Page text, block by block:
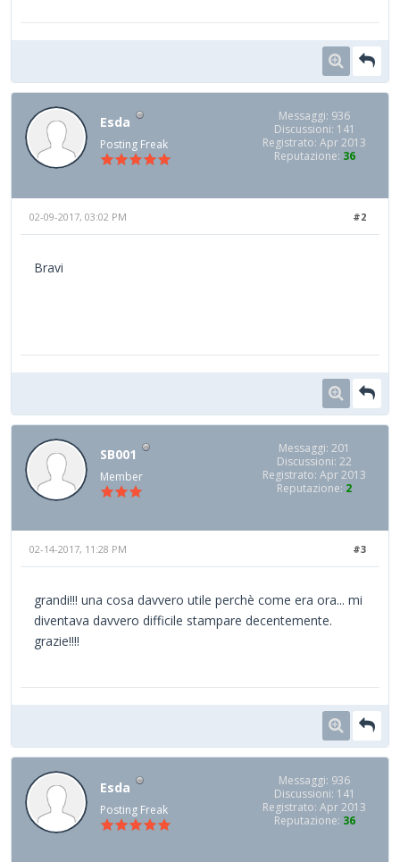
Esda
Posting Freak
Messaggi: 936
Discussioni: 141
Registrato: Apr 2013
Reputazione: 36
#2
02-09-2017, 03:02 PM
Bravi
SB001
Member
Messaggi: 201
Discussioni: 22
Registrato: Apr 2013
Reputazione: 2
#3
02-14-2017, 11:28 PM
grandi!!! una cosa davvero utile perchè come era ora... mi
diventava davvero difficile stampare decentemente.
grazie!!!!
Esda
Posting Freak
Messaggi: 936
Discussioni: 141
Registrato: Apr 2013
Reputazione: 36